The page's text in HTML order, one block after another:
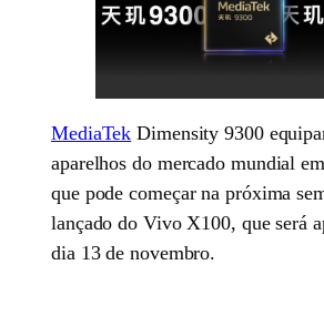
MediaTek Dimensity 9300
aparelhos do mercado mundial
que pode começar na próxima
lançado do Vivo X100, que será
dia 13 de novembro.